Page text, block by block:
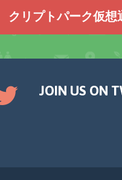
クリプトパーク仮想
JOIN US ON